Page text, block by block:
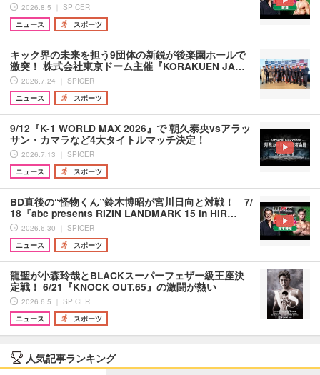
2026.8.5 ｜ SPICER
ニュース
スポーツ
キック界の未来を担う9団体の新鋭が後楽園ホールで
激突！ 株式会社東京ドーム主催『KORAKUEN JA…
2026.7.24 ｜ SPICER
ニュース
スポーツ
9/12『K-1 WORLD MAX 2026』で 朝久泰央vsアラッ
サン・カマラなど4大タイトルマッチ決定！
2026.7.13 ｜ SPICER
ニュース
スポーツ
BD直後の“怪物くん”鈴木博昭が宮川日向と対戦！ 7/
18『abc presents RIZIN LANDMARK 15 in HIR…
2026.6.30 ｜ SPICER
ニュース
スポーツ
龍聖が小森玲哉とBLACKスーパーフェザー級王座決
定戦！ 6/21『KNOCK OUT.65』の激闘が熱い
2026.6.5 ｜ SPICER
ニュース
スポーツ
人気記事ランキング